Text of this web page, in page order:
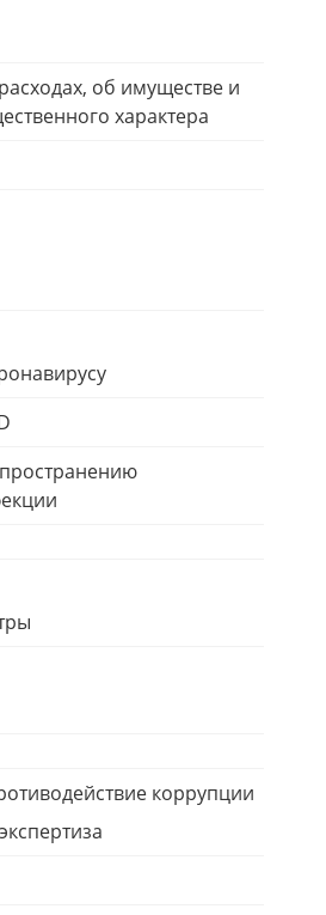
об имуществе и
характера
коррупции